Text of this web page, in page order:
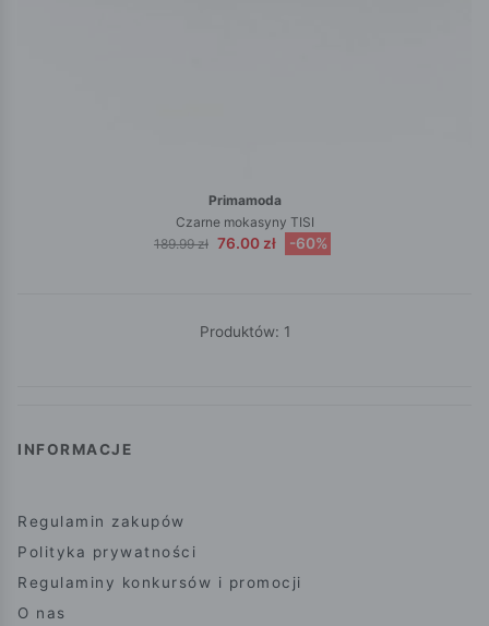
Primamoda
Czarne mokasyny TISI
189.99 zł 76.00 zł -60%
Produktów: 1
INFORMACJE
Regulamin zakupów
Polityka prywatności
Regulaminy konkursów i promocji
O nas